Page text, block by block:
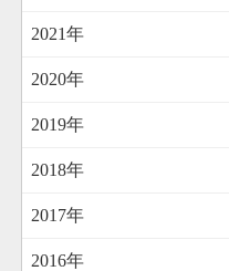
2021年
2020年
2019年
2018年
2017年
2016年